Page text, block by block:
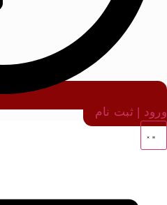
ورود | ثبت نام